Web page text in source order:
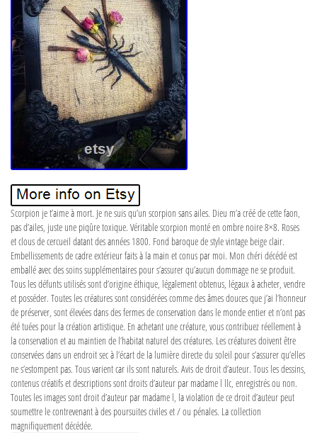
Scorpion je t’aime à mort. Je ne suis qu’un scorpion sans ailes. Dieu m’a créé de cette faon,
pas d’ailes, juste une piqûre toxique. Véritable scorpion monté en ombre noire 8×8. Roses
et clous de cercueil datant des années 1800. Fond baroque de style vintage beige clair.
Embellissements de cadre extérieur faits à la main et conus par moi. Mon chéri décédé est
emballé avec des soins supplémentaires pour s’assurer qu’aucun dommage ne se produit.
Tous les défunts utilisés sont d’origine éthique, légalement obtenus, légaux à acheter, vendre
et posséder. Toutes les créatures sont considérées comme des âmes douces que j’ai l’honneur
de préserver, sont élevées dans des fermes de conservation dans le monde entier et n’ont pas
été tuées pour la création artistique. En achetant une créature, vous contribuez réellement à
la conservation et au maintien de l’habitat naturel des créatures. Les créatures doivent être
conservées dans un endroit sec à l’écart de la lumière directe du soleil pour s’assurer qu’elles
ne s’estompent pas. Tous varient car ils sont naturels. Avis de droit d’auteur. Tous les dessins,
contenus créatifs et descriptions sont droits d’auteur par madame l llc, enregistrés ou non.
Toutes les images sont droit d’auteur par madame l, la violation de ce droit d’auteur peut
soumettre le contrevenant à des poursuites civiles et / ou pénales. La collection
magnifiquement décédée.